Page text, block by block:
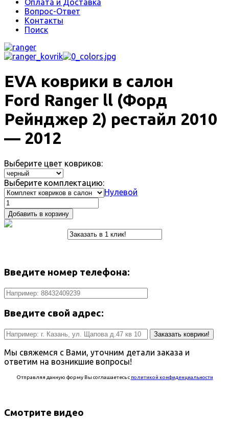
Оплата и Доставка
Вопрос-Ответ
Контакты
Поиск
EVA коврики в салон
Ford Ranger ll (Форд
Рейнджер 2) рестайл 2010
— 2012
Выберите цвет ковриков:
Выберите комплектацию:
Нулевой
Добавить в корзину
Введите номер телефона:
Введите свой адрес:
Заказать коврики!
Мы свяжемся с Вами, уточним детали заказа и
ответим на возникшие вопросы!
Отправляя данную форму Вы соглашаетесь с политикой конфиденциальности
Смотрите видео